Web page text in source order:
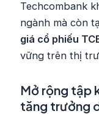
Techcombank
ngành mà còn
giá cổ phiếu
vững trên thị
Mở rộng tập
tăng trưởng